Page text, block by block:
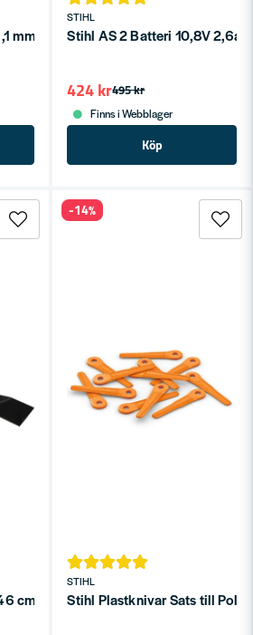
mm (PM3) till GTA 26
STIHL
Stihl AS 2 Batteri 10,8V 2,6ah
495 kr
424 kr
Finns i Webblager
Köp
cm – För RM 2 R, RM 2 RT, RM 2 RC
STIHL
Stihl Plastknivar Sats till
-14%